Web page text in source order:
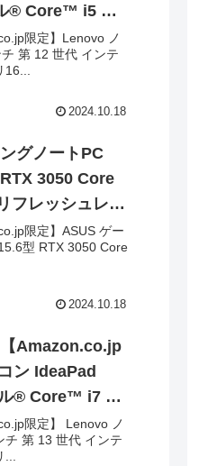
® Core™ i5 プ
SSD512GB MS
駆動11.4時間
ートパソコン
限定】Lenovo ノ
第 12 世代 インテ
2024.10.18
グノートPC
3050 Core
フレッシュレー
ド Windows 11
権付き
限定】ASUS ゲー
型 RTX 3050 Core
2024.10.18
ン IdeaPad
® Core™ i7 プ
SSD512GB MS
駆動13.1時間
限定】 Lenovo ノ
チ 第 13 世代 インテ